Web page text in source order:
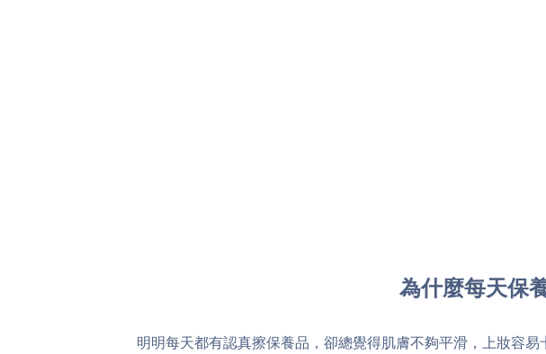
為什麼每天保
明明每天都有認真擦保養品，卻總覺得肌膚不夠平滑，上妝容